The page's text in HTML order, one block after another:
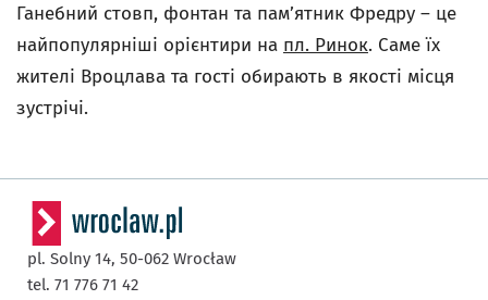
Ганебний стовп, фонтан та пам’ятник Фредру – це
найпопулярніші орієнтири на пл. Ринок. Саме їх
жителі Вроцлава та гості обирають в якості місця
зустрічі.
pl. Solny 14, 50-062 Wrocław
tel. 71 776 71 42